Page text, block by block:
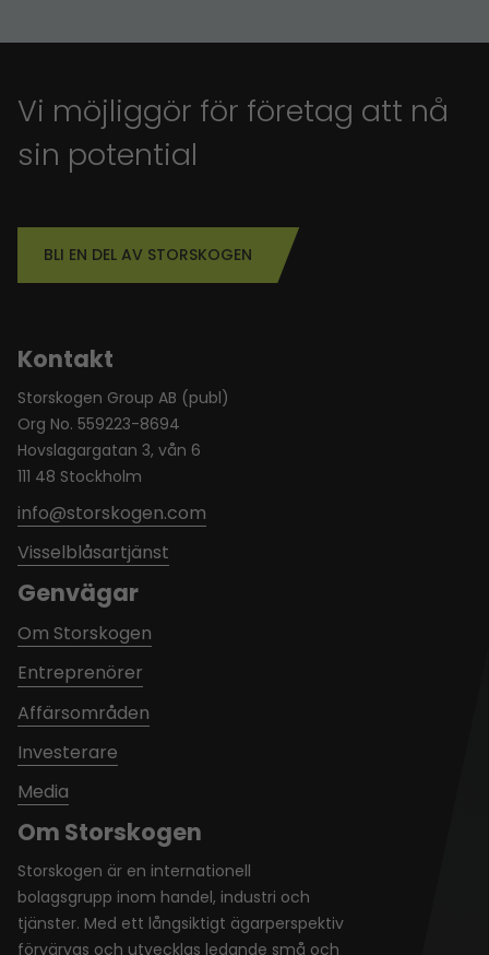
Vi möjliggör för företag att nå
sin potential
BLI EN DEL AV STORSKOGEN
Om Storskogen
Storskogen är en internationell
bolagsgrupp inom handel, industri och
tjänster. Med ett långsiktigt ägarperspektiv
förvärvas och utvecklas ledande små och
Kontakt
Storskogen Group AB (publ)
Org No. 559223-8694
Hovslagargatan 3, vån 6
111 48 Stockholm
info@storskogen.com
Visselblåsartjänst
Genvägar
Om Storskogen
Entreprenörer
Affärsområden
Investerare
Media